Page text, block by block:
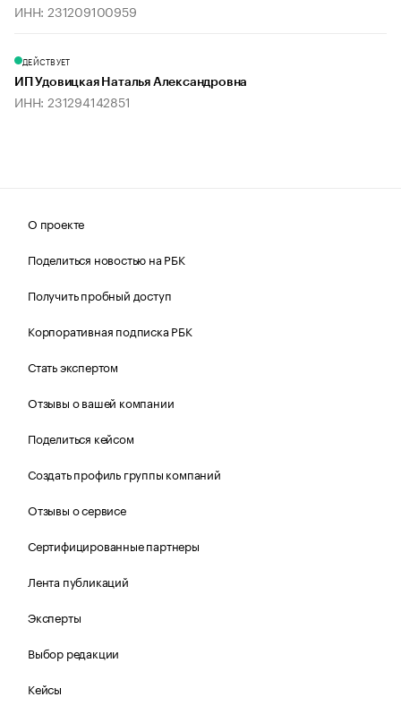
ИНН: 231209100959
ДЕЙСТВУЕТ
ИП Удовицкая Наталья Александровна
ИНН: 231294142851
О проекте
Поделиться новостью на РБК
Получить пробный доступ
Корпоративная подписка РБК
Стать экспертом
Отзывы о вашей компании
Поделиться кейсом
Создать профиль группы компаний
Отзывы о сервисе
Сертифицированные партнеры
Лента публикаций
Эксперты
Выбор редакции
Кейсы